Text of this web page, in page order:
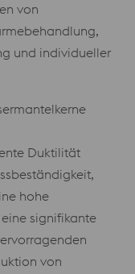
von
und individueller
Duktilität
hohe
signifikante
von